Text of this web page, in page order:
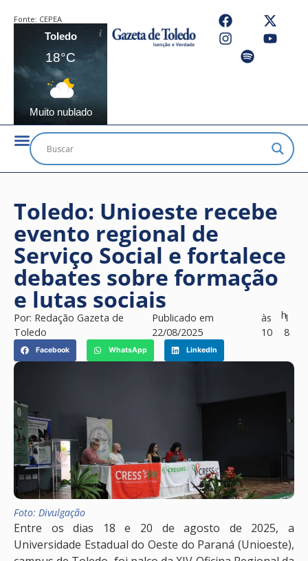
Fonte: CEPEA
Toledo
18°C
Muito nublado
Toledo: Unioeste recebe
evento regional de
Serviço Social e fortalece
debates sobre formação
e lutas sociais
Por: Redação Gazeta de
Toledo
Publicado em
22/08/2025
às
10
h1
8
Facebook WhatsApp LinkedIn
Foto: Divulgação
Entre os dias 18 e 20 de agosto de 2025, a
Universidade Estadual do Oeste do Paraná (Unioeste),